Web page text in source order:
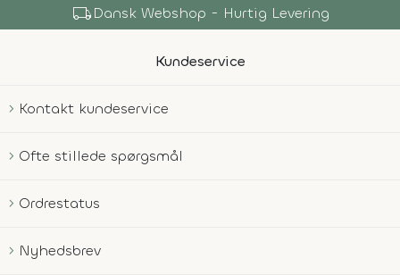
shopping_bagOver 150.000 Produkter
Kundeservice
Kontakt kundeservice
Ofte stillede spørgsmål
Ordrestatus
Nyhedsbrev